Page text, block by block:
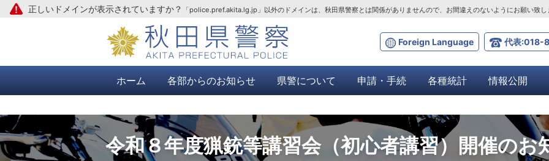
本文へ
Foreign Language 代表:018-
正しいドメインが表示されていますか？ 「police.pref.akita.lg.jp」以外のドメインは、秋田県警察とは関係がありませんので、お間違えのないようにお願い致し
ホーム 各部からのお知らせ 県警について 申請・手続 各種統計 情報公開
令和８年度猟銃等講習会（初心者講習）開催のお